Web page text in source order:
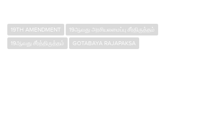
19TH AMENDMENT
19ஆவது அரசியலமைப்பு சீர்திருத்தம்
19ஆவது சீர்த்திருத்தம்
GOTABAYA RAJAPAKSA